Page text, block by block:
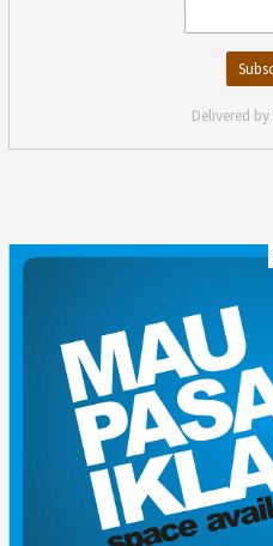
Delivered by
INDEKS
KARIR
PRIVACY POLICY
TENTANG KAMI
FORM PENGADUAN